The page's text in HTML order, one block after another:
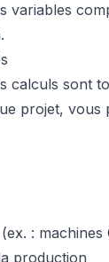
variables
calculs sont
projet,
: machines
production